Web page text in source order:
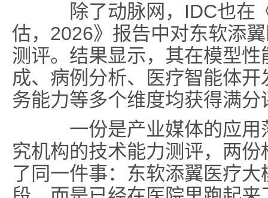
除了动脉网，IDC也在
估，2026》报告中对东软添
测评。结果显示，其在模型
成、病例分析、医疗智能体
务能力等多个维度均获得满分
一份是产业媒体的应用
究机构的技术能力测评，两
了同一件事：东软添翼医疗